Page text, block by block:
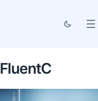
Weglot נגד FluentC